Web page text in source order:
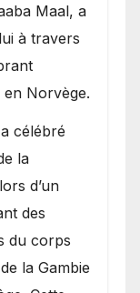
Maal, a
à travers
Norvège.
a célébré
la
d’un
des
du corps
la Gambie